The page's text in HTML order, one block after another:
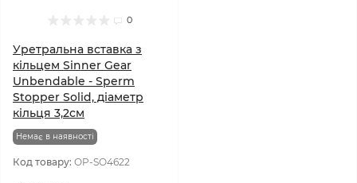
0
Уретральна вставка з
кільцем Sinner Gear
Unbendable - Sperm
Stopper Solid, діаметр
кільця 3,2см
Немає в наявності
Код товару: OP-SO4622